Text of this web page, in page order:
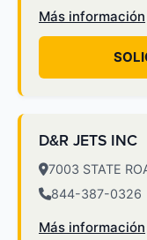
Más información
D&R JETS INC
7003 STATE
844-387-0326
Más información